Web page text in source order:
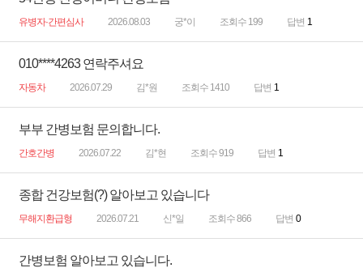
유병자·간편심사 2026.08.03 궁*이 조회수 199 답변 1
010****4263 연락주셔요
자동차 2026.07.29 김*원 조회수 1410 답변 1
부부 간병보험 문의합니다.
간호간병 2026.07.22 김*현 조회수 919 답변 1
종합 건강보험(?) 알아보고 있습니다
무해지환급형 2026.07.21 신*일 조회수 866 답변 0
간병보험 알아보고 있습니다.